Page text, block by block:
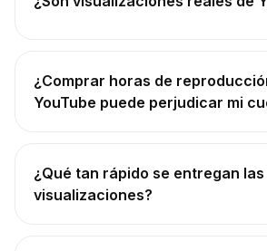
¿Comprar horas de
YouTube puede perjudicar mi
¿Qué tan rápido se entregan las
visualizaciones?